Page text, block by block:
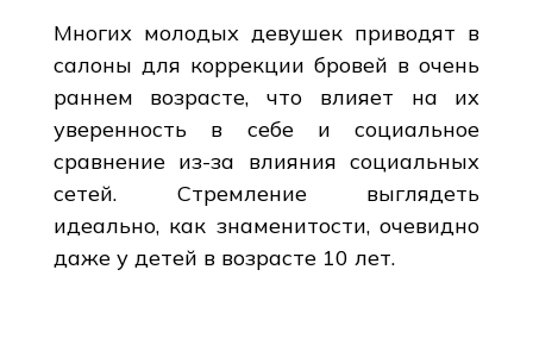
Многих молодых девушек приводят в
салоны для коррекции бровей в очень
раннем возрасте, что влияет на их
уверенность в себе и социальное
сравнение из-за влияния социальных
сетей. Стремление выглядеть
идеально, как знаменитости, очевидно
даже у детей в возрасте 10 лет.